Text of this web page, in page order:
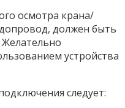
осмотра крана/
должен быть
Желательно
устройства
следует: